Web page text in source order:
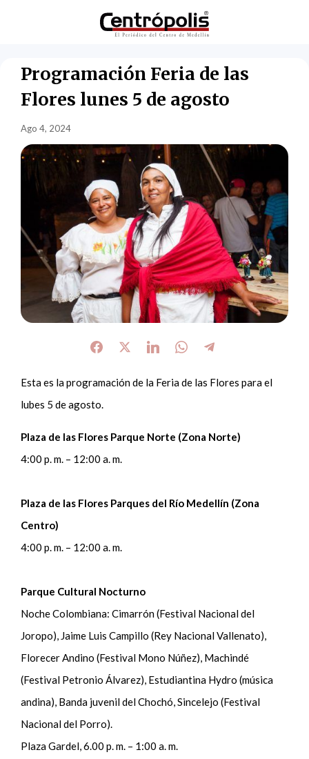
Programación Feria de las
Flores lunes 5 de agosto
Ago 4, 2024
Esta es la programación de la Feria de las Flores para el
lubes 5 de agosto.
Plaza de las Flores Parque Norte (Zona Norte)
4:00 p. m. – 12:00 a. m.
Plaza de las Flores Parques del Río Medellín (Zona
Centro)
4:00 p. m. – 12:00 a. m.
Parque Cultural Nocturno
Noche Colombiana: Cimarrón (Festival Nacional del
Joropo), Jaime Luis Campillo (Rey Nacional Vallenato),
Florecer Andino (Festival Mono Núñez), Machindé
(Festival Petronio Álvarez), Estudiantina Hydro (música
andina), Banda juvenil del Chochó, Sincelejo (Festival
Nacional del Porro).
Plaza Gardel, 6.00 p. m. – 1:00 a. m.